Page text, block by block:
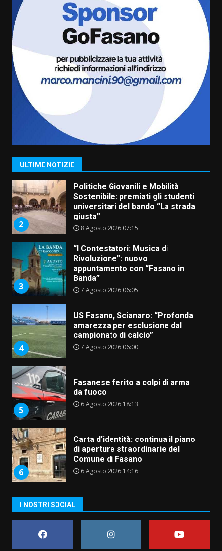
ULTIME NOTIZIE
Carta d’identità: continua il piano
di aperture straordinarie del
Comune di Fasano
6 Agosto 2026 14:16
Grazia Neglia, coordinatrice
cittadina di Fratelli d’Italia,
pronta a tornare in Consiglio
comunale
6 Agosto 2026 08:00
1
Savelletri in festa, domani sera
grande spettacolo con Uccio De
2
Politiche Giovanili e Mobilità
Sostenibile: premiati gli studenti
universitari del bando “La strada
giusta”
8 Agosto 2026 07:15
3
“I Contestatori: Musica di
Rivoluzione”: nuovo
appuntamento con “Fasano in
Banda”
7 Agosto 2026 06:05
4
US Fasano, Scianaro: “Profonda
amarezza per esclusione dal
campionato di calcio”
7 Agosto 2026 06:00
5
Fasanese ferito a colpi di arma
da fuoco
6 Agosto 2026 18:13
6
Carta d’identità: continua il piano
di aperture straordinarie del
Comune di Fasano
6 Agosto 2026 14:16
Grazia Neglia, coordinatrice
cittadina di Fratelli d’Italia,
6 Agosto 2026 08:00
I NOSTRI SOCIAL